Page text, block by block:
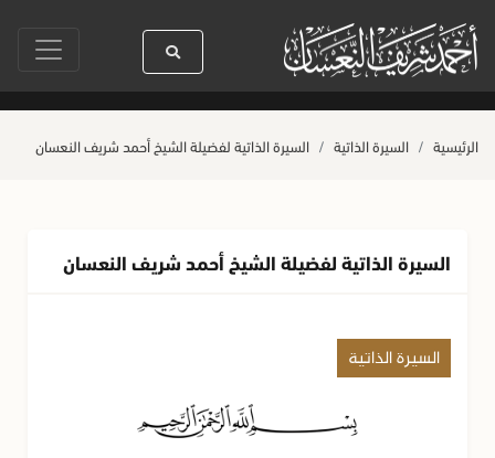
سيدنا رسول الله ﷺ كله رحمة صلاة آخر أربعاء من صفر حياة القلوب
الرئيسية السيرة الذاتية السيرة الذاتية لفضيلة الشيخ أحمد شريف النعسان
السيرة الذاتية لفضيلة الشيخ أحمد شريف النعسان
السيرة الذاتية